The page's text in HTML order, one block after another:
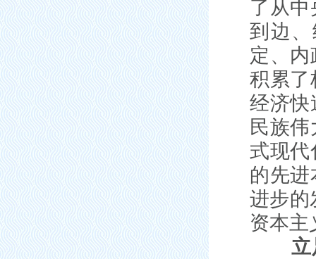
了从
到边
定、
积累了
经济快
民族
式现代
的先
进步的
资本主
立